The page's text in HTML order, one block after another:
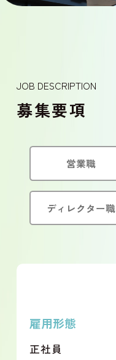
JOB DESCRIPTION
募集要項
営業職
ディレクター職
雇用形態
正社員